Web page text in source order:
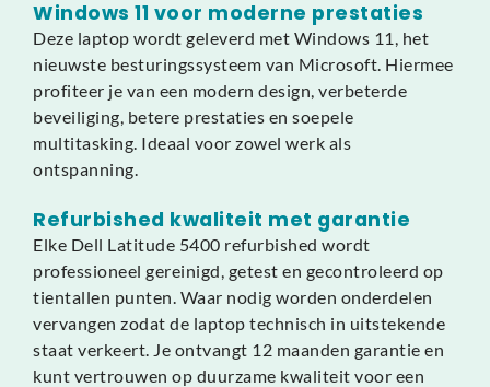
Windows 11 voor moderne prestaties
Deze laptop wordt geleverd met Windows 11, het
nieuwste besturingssysteem van Microsoft. Hiermee
profiteer je van een modern design, verbeterde
beveiliging, betere prestaties en soepele
multitasking. Ideaal voor zowel werk als
ontspanning.
Refurbished kwaliteit met garantie
Elke Dell Latitude 5400 refurbished wordt
professioneel gereinigd, getest en gecontroleerd op
tientallen punten. Waar nodig worden onderdelen
vervangen zodat de laptop technisch in uitstekende
staat verkeert. Je ontvangt 12 maanden garantie en
kunt vertrouwen op duurzame kwaliteit voor een